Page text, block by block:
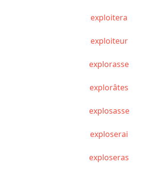
exploitera
exploiteur
explorasse
explorâtes
explosasse
exploserai
exploseras